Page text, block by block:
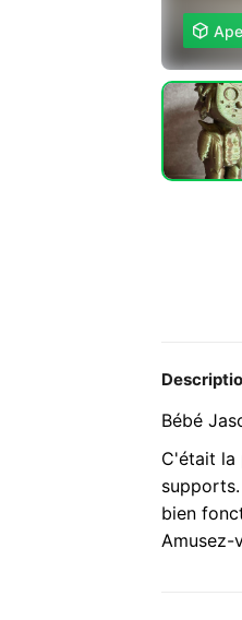

Bébé
C'était la
bien
Amusez-